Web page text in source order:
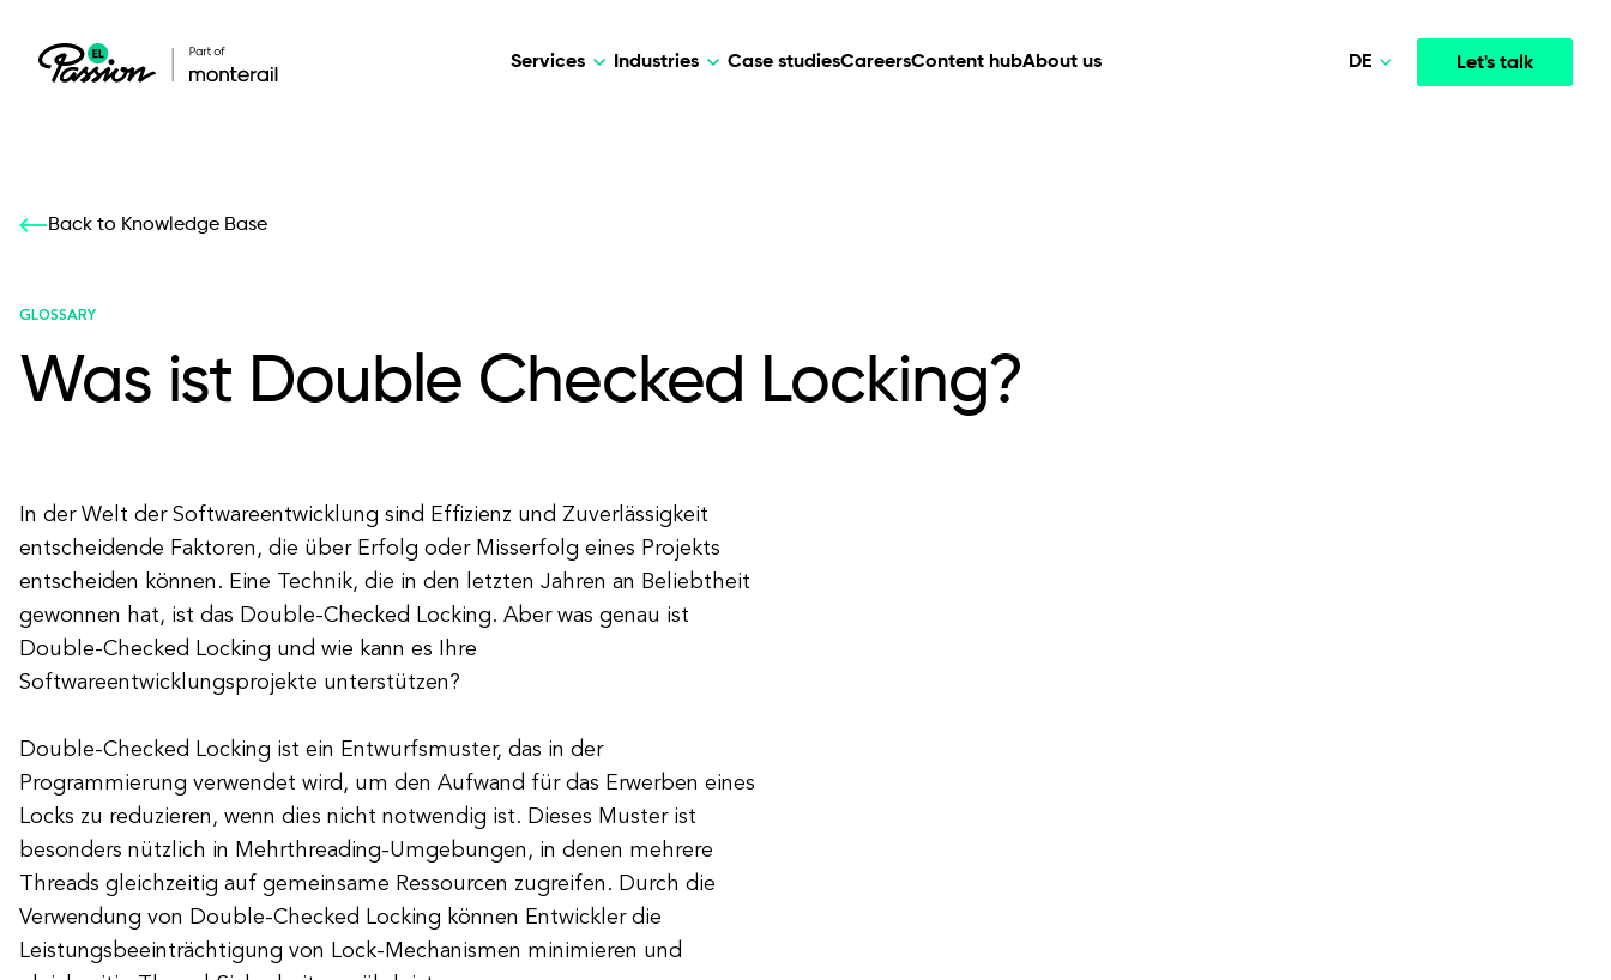
Services
Our services: build,
All services
Industries
Our services: build,
Case studiesCareersContent hubAbout us Let's talk
DE
Back to Knowledge Base
GLOSSARY
Was ist Double Checked Locking?
In der Welt der Softwareentwicklung sind Effizienz und Zuverlässigkeit
entscheidende Faktoren, die über Erfolg oder Misserfolg eines Projekts
entscheiden können. Eine Technik, die in den letzten Jahren an Beliebtheit
gewonnen hat, ist das Double-Checked Locking. Aber was genau ist
Double-Checked Locking und wie kann es Ihre
Softwareentwicklungsprojekte unterstützen?
Double-Checked Locking ist ein Entwurfsmuster, das in der
Programmierung verwendet wird, um den Aufwand für das Erwerben eines
Locks zu reduzieren, wenn dies nicht notwendig ist. Dieses Muster ist
besonders nützlich in Mehrthreading-Umgebungen, in denen mehrere
Threads gleichzeitig auf gemeinsame Ressourcen zugreifen. Durch die
Verwendung von Double-Checked Locking können Entwickler die
Leistungsbeeinträchtigung von Lock-Mechanismen minimieren und